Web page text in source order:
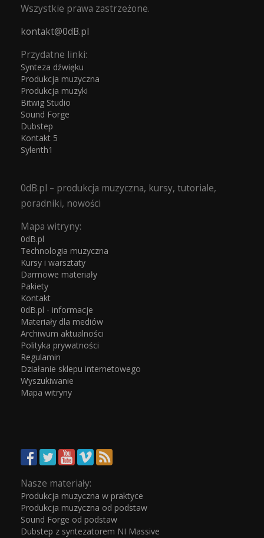
Wszystkie prawa zastrzeżone.
kontakt@0dB.pl
Przydatne linki:
Synteza dźwięku
Produkcja muzyczna
Produkcja muzyki
Bitwig Studio
Sound Forge
Dubstep
Kontakt 5
Sylenth1
0dB.pl – produkcja muzyczna, kursy, tutoriale,
poradniki, nowości
Mapa witryny:
0dB.pl
Technologia muzyczna
Kursy i warsztaty
Darmowe materiały
Pakiety
Kontakt
0dB.pl - informacje
Materiały dla mediów
Archiwum aktualności
Polityka prywatności
Regulamin
Działanie sklepu internetowego
Wyszukiwanie
Mapa witryny
Nasze materiały:
Produkcja muzyczna w praktyce
Produkcja muzyczna od podstaw
Sound Forge od podstaw
Dubstep z syntezatorem NI Massive